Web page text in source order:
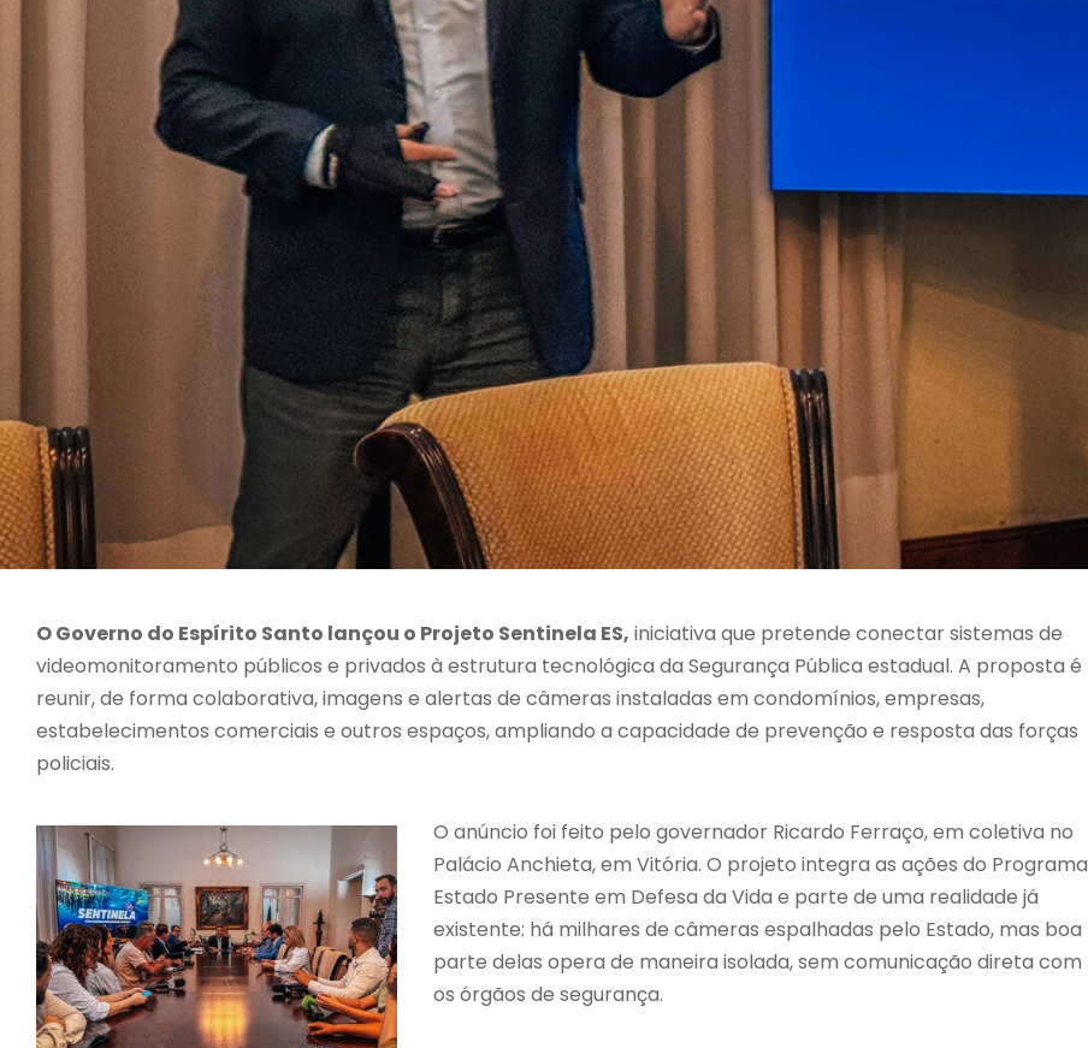
O Governo do Espírito Santo lançou o Projeto Sentinela ES, iniciativa que pretende conectar sistemas de
videomonitoramento públicos e privados à estrutura tecnológica da Segurança Pública estadual. A proposta é
reunir, de forma colaborativa, imagens e alertas de câmeras instaladas em condomínios, empresas,
estabelecimentos comerciais e outros espaços, ampliando a capacidade de prevenção e resposta das forças
policiais.
O anúncio foi feito pelo governador Ricardo Ferraço, em coletiva no
Palácio Anchieta, em Vitória. O projeto integra as ações do Programa
Estado Presente em Defesa da Vida e parte de uma realidade já
existente: há milhares de câmeras espalhadas pelo Estado, mas boa
parte delas opera de maneira isolada, sem comunicação direta com
os órgãos de segurança.